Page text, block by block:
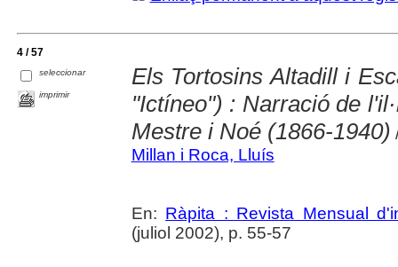
4 / 57
seleccionar
imprimir
Els Tortosins Altadill i
"Ictíneo") : Narració de
Mestre i Noé (1866-1940)
Millan i Roca, Lluís
En: Ràpita : Revista Mensual
(juliol 2002), p. 55-57